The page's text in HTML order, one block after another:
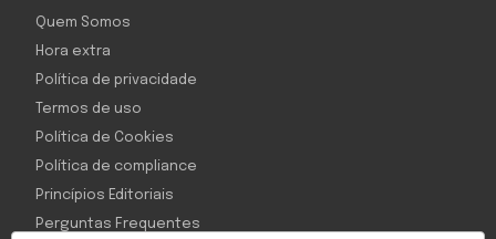
Quem Somos
Hora extra
Política de privacidade
Termos de uso
Política de Cookies
Política de compliance
Princípios Editoriais
Perguntas Frequentes